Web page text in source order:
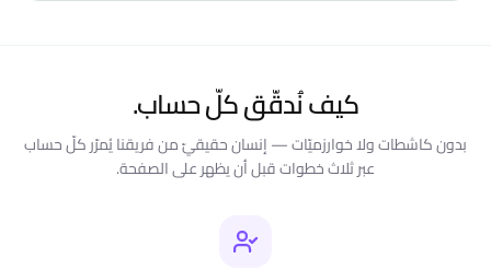
كيف نُدقّق كلّ حساب.
بدون كاشطات ولا خوارزميّات — إنسان حقيقيّ من فريقنا يُمرّر كلّ حساب
عبر ثلاث خطوات قبل أن يظهر على الصفحة.